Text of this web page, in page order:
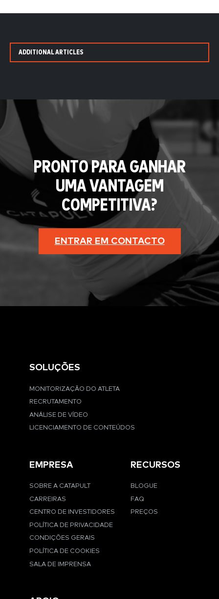
ADDITIONAL ARTICLES
PRONTO PARA GANHAR
UMA VANTAGEM
COMPETITIVA?
ENTRAR EM CONTACTO
SOLUÇÕES
MONITORIZAÇÃO DO ATLETA
RECRUTAMENTO
ANÁLISE DE VÍDEO
LICENCIAMENTO DE CONTEÚDOS
EMPRESA
SOBRE A CATAPULT
CARREIRAS
CENTRO DE INVESTIDORES
POLÍTICA DE PRIVACIDADE
CONDIÇÕES GERAIS
POLÍTICA DE COOKIES
SALA DE IMPRENSA
RECURSOS
BLOGUE
FAQ
PREÇOS